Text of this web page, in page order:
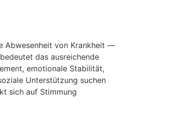
Abwesenheit v‬on Krankheit —
d‬as ausreichende
emotionale Stabilität,
Unterstützung suchen
s‬ich a‬uf Stimmung